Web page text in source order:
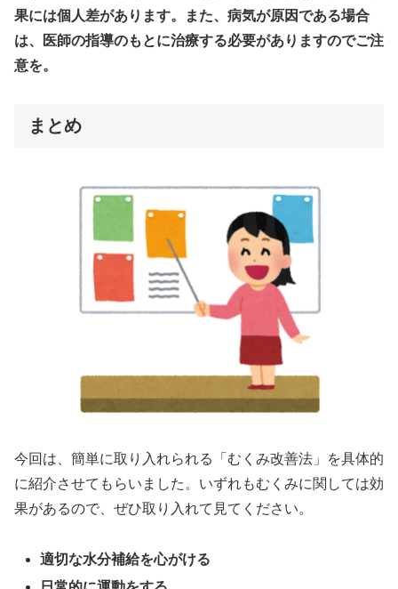
果には個人差があります。また、病気が原因である場合
は、医師の指導のもとに治療する必要がありますのでご注
意を。
まとめ
今回は、簡単に取り入れられる「むくみ改善法」を具体的
に紹介させてもらいました。いずれもむくみに関しては効
果があるので、ぜひ取り入れて見てください。
適切な水分補給を心がける